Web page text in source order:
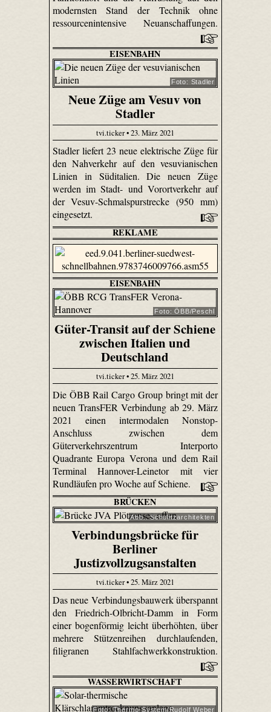
modernsten Stand der Technik ohne
ressourcenintensive Neuanschaffungen.
EISENBAHN
Foto: Stadler
Neue Züge am Vesuv von
Stadler
tvi.ticker • 23. März 2021
Stadler liefert 23 neue elektrische Züge für
den Nahverkehr auf den vesuvianischen
Linien in Süditalien. Die neuen Züge
werden im Stadt- und Vorortverkehr auf
der Vesuv-Schmalspurstrecke (950 mm)
eingesetzt.
REKLAME
EISENBAHN
Foto: ÖBB/Peschl
Güter-Transit auf der Schiene
zwischen Italien und
Deutschland
tvi.ticker • 25. März 2021
Die ÖBB Rail Cargo Group bringt mit der
neuen TransFER Verbindung ab 29. März
2021 einen intermodalen Nonstop-
Anschluss zwischen dem
Güterverkehrszentrum Interporto
Quadrante Europa Verona und dem Rail
Terminal Hannover-Leinetor mit vier
Rundläufen pro Woche auf Schiene.
BRÜCKEN
Abb.: Schulitzarchitekten
Verbindungsbrücke für
Berliner
Justizvollzugsanstalten
tvi.ticker • 25. März 2021
Das neue Verbindungsbauwerk überspannt
den Friedrich-Olbricht-Damm in Form
einer bogenförmig leicht überhöhten, über
mehrere Stützenreihen durchlaufenden,
filigranen Stahlfachwerkkonstruktion.
WASSERWIRTSCHAFT
Foto: Thermo-System/Rudolf Weber